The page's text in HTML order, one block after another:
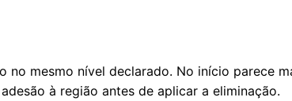
no mesmo nível declarado. No início parece
à região antes de aplicar a eliminação.